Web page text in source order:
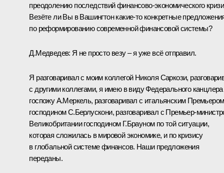
преодолению последствий финансово-экономического
Везёте ли Вы в Вашингтон какие‑то конкретные
по реформированию современной финансовой системы?
Д.Медведев: Я не просто везу – я уже всё отправил.
Я разговаривал с моим коллегой Николя Саркози,
с другими коллегами, я имею в виду Федерального канцлера
госпожу А.Меркель, разговаривал с итальянским Премьером
господином С.Берлускони, разговаривал с Премьер-
Великобритании господином Г.Брауном по той ситуации,
которая сложилась в мировой экономике, и по кризису
в глобальной системе финансов. Наши предложения
переданы.